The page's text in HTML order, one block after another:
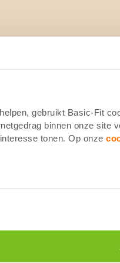
gebruikt Basic-Fit
binnen onze site
tonen. Op onze